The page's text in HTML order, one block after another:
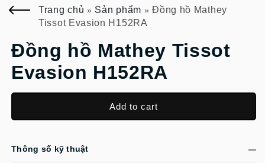
Trang chủ » Sản phẩm »Đồng hồ Mathey
Tissot Evasion H152RA
Đồng hồ Mathey Tissot
Evasion H152RA
Add to cart
Thông số kỹ thuật